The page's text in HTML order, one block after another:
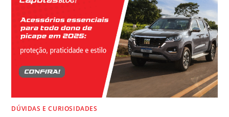
DÚVIDAS E CURIOSIDADES